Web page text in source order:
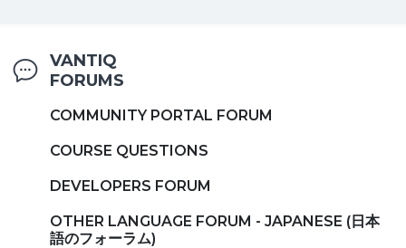
VANTIQ
FORUMS
COMMUNITY PORTAL FORUM
COURSE QUESTIONS
DEVELOPERS FORUM
OTHER LANGUAGE FORUM - JAPANESE (日本
語のフォーラム)